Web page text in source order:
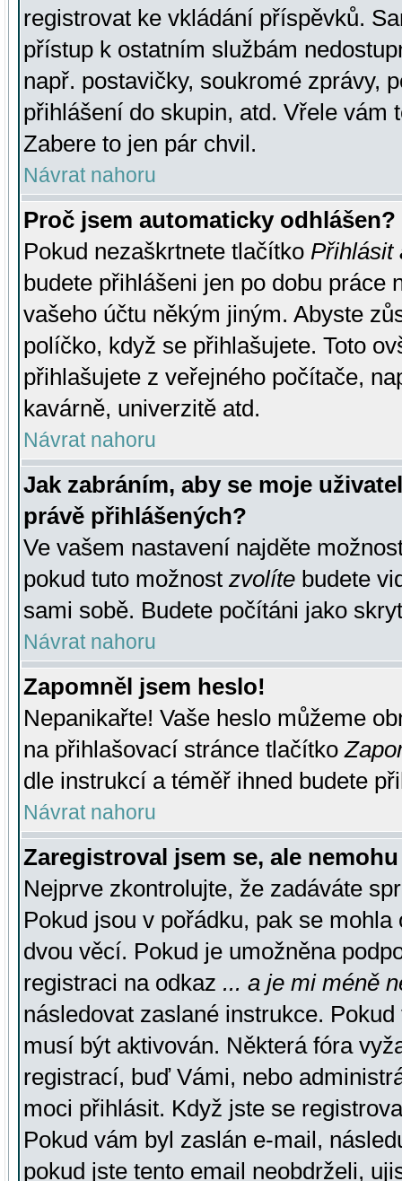
registrovat ke vkládání příspěvků.
přístup k ostatním službám
např. postavičky, soukromé zprávy,
přihlášení do skupin, atd. Vřele vám
Zabere to jen pár chvil.
Návrat nahoru
Proč jsem automaticky odhlášen?
Pokud nezaškrtnete tlačítko Přihlásit
budete přihlášeni jen po dobu práce
vašeho účtu někým jiným. Abyste
políčko, když se přihlašujete. Toto
přihlašujete z veřejného počítače,
kavárně, univerzitě atd.
Návrat nahoru
Jak zabráním, aby se moje
právě přihlášených?
Ve vašem nastavení najděte
pokud tuto možnost zvolíte budete
sami sobě. Budete počítáni jako
Návrat nahoru
Zapomněl jsem heslo!
Nepanikařte! Vaše heslo můžeme
na přihlašovací stránce tlačítko
dle instrukcí a téměř ihned budete
Návrat nahoru
Zaregistroval jsem se, ale
Nejprve zkontrolujte, že zadáváte
Pokud jsou v pořádku, pak se
dvou věcí. Pokud je umožněna
registraci na odkaz ... a je mi méně
následovat zaslané instrukce.
musí být aktivován. Některá fóra
registrací, buď Vámi, nebo
moci přihlásit. Když jste se
Pokud vám byl zaslán e-mail,
pokud jste tento email neobdrželi,